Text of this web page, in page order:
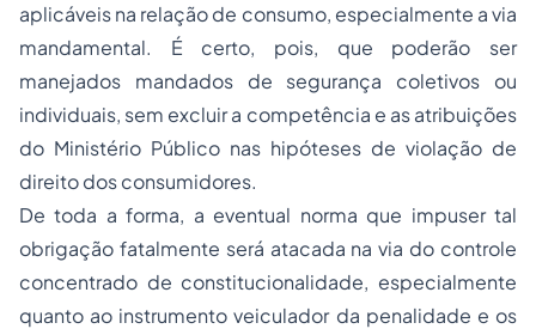
aplicáveis na relação de consumo, especialmente a via
mandamental. É certo, pois, que poderão ser
manejados mandados de segurança coletivos ou
individuais, sem excluir a competência e as atribuições
do Ministério Público nas hipóteses de violação de
direito dos consumidores.
De toda a forma, a eventual norma que impuser tal
obrigação fatalmente será atacada na via do controle
concentrado de constitucionalidade, especialmente
quanto ao instrumento veiculador da penalidade e os